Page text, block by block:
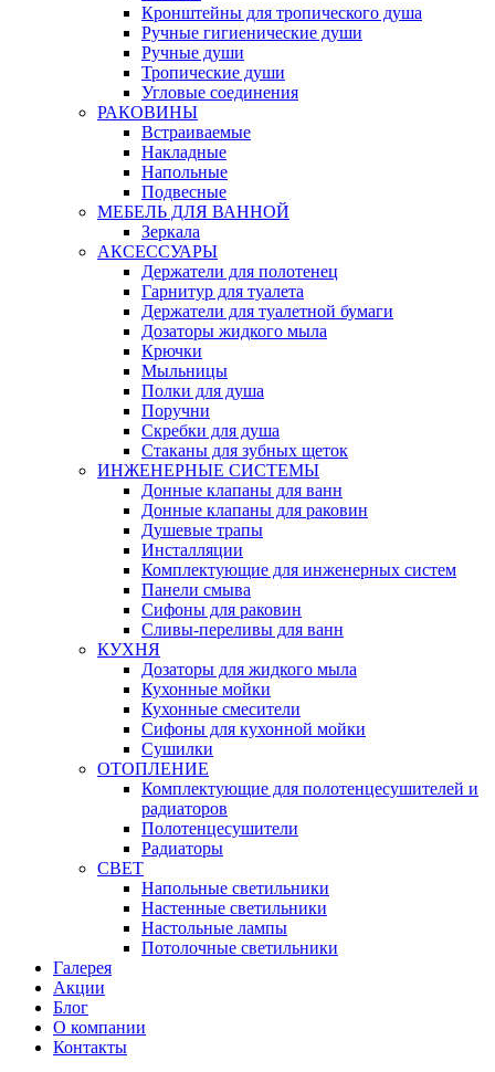
Кронштейны для тропического душа
Ручные гигиенические души
Ручные души
Тропические души
Угловые соединения
РАКОВИНЫ
Встраиваемые
Накладные
Напольные
Подвесные
МЕБЕЛЬ ДЛЯ ВАННОЙ
Зеркала
АКСЕССУАРЫ
Держатели для полотенец
Гарнитур для туалета
Держатели для туалетной бумаги
Дозаторы жидкого мыла
Крючки
Мыльницы
Полки для душа
Поручни
Скребки для душа
Стаканы для зубных щеток
ИНЖЕНЕРНЫЕ СИСТЕМЫ
Донные клапаны для ванн
Донные клапаны для раковин
Душевые трапы
Инсталляции
Комплектующие для инженерных систем
Панели смыва
Сифоны для раковин
Сливы-переливы для ванн
КУХНЯ
Дозаторы для жидкого мыла
Кухонные мойки
Кухонные смесители
Сифоны для кухонной мойки
Сушилки
ОТОПЛЕНИЕ
Комплектующие для полотенцесушителей и
радиаторов
Полотенцесушители
Радиаторы
СВЕТ
Напольные светильники
Настенные светильники
Настольные лампы
Потолочные светильники
Галерея
Акции
Блог
О компании
Контакты